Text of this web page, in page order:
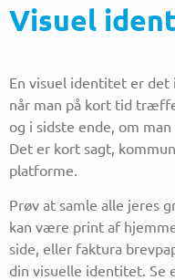
Visuel
En visuel identitet er det
når man på kort tid
og i sidste ende, om
Det er kort sagt,
platforme.
Prøv at samle alle jeres
kan være print af
side, eller faktura
din visuelle identitet. Se